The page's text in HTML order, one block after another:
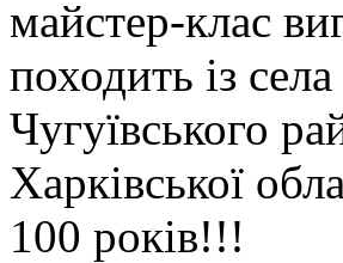
майстер-клас
походить із
Чугуївського
Харківської
100 років!!!